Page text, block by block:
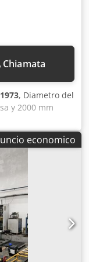
Chiamata
1973, Diametro del
y 2000 mm
macchina circa
130 mm
x - colonna
2.000 mm z -
Hwt Socksa
Carico per m2
Posizione
sopra il tavolo
min.
mm
min. Gamma di
4,5 - 1.250
economico